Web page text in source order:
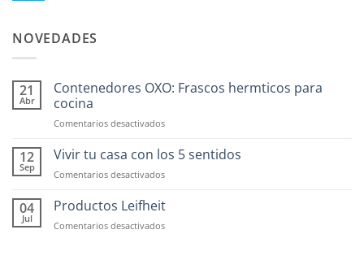
NOVEDADES
21
Abr
Contenedores OXO: Frascos hermticos para
cocina
Comentarios desactivadosen
OXO:
hermticos
cocina
12
Sep
Vivir tu casa con los 5 sentidos
Comentarios desactivadosen
tu
con
04
Jul
Productos Leifheit
Comentarios desactivadosen